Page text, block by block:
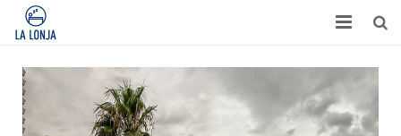
HABITACIONES
CONTACTO